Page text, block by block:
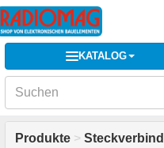
KATALOG
Produkte >